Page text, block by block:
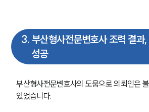
3. 부산형사전문변호사 조력 결과
성공
부산형사전문변호사의 도움으로 의뢰인은
있었습니다.